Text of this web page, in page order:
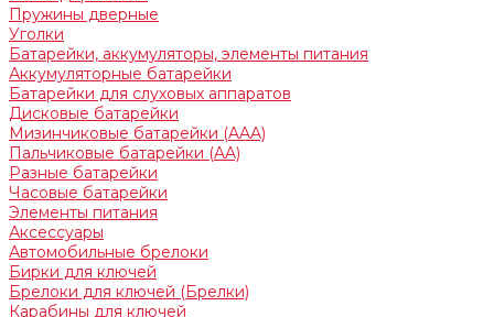
Пружины дверные
Уголки
Батарейки, аккумуляторы, элементы питания
Аккумуляторные батарейки
Батарейки для слуховых аппаратов
Дисковые батарейки
Мизинчиковые батарейки (AAA)
Пальчиковые батарейки (AA)
Разные батарейки
Часовые батарейки
Элементы питания
Аксессуары
Автомобильные брелоки
Бирки для ключей
Брелоки для ключей (Брелки)
Карабины для ключей